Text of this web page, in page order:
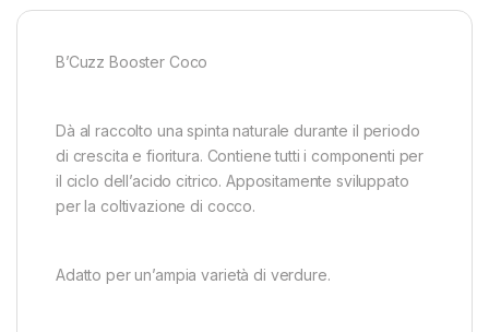
B’Cuzz Booster Coco
Dà al raccolto una spinta naturale durante il periodo
di crescita e fioritura. Contiene tutti i componenti per
il ciclo dell’acido citrico. Appositamente sviluppato
per la coltivazione di cocco.
Adatto per un’ampia varietà di verdure.